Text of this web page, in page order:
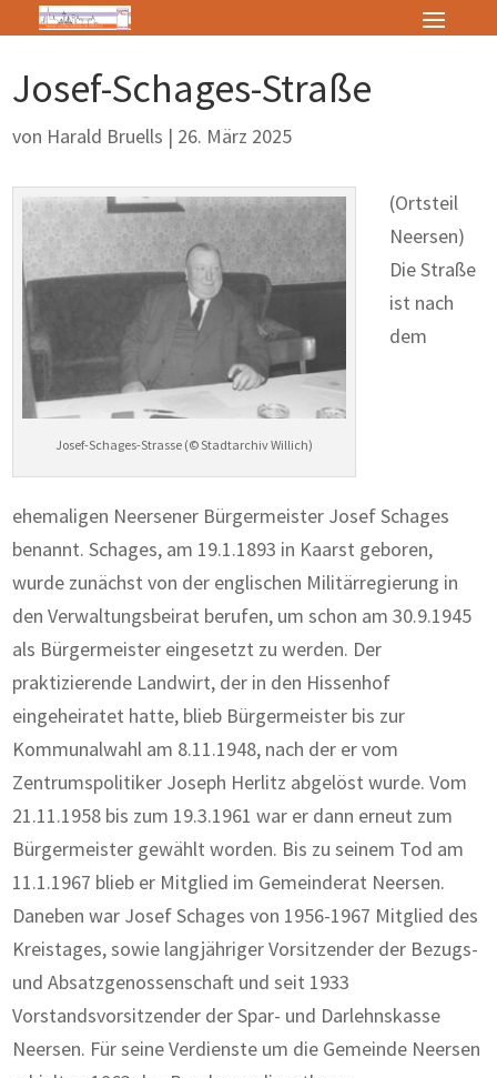
Josef-Schages-Straße
von Harald Bruells | 26. März 2025
Josef-Schages-Strasse (© Stadtarchiv Willich)
(Ortsteil
Neersen)
Die Straße
ist nach
dem
ehemaligen Neersener Bürgermeister Josef Schages
benannt. Schages, am 19.1.1893 in Kaarst geboren,
wurde zunächst von der englischen Militärregierung in
den Verwaltungsbeirat berufen, um schon am 30.9.1945
als Bürgermeister eingesetzt zu werden. Der
praktizierende Landwirt, der in den Hissenhof
eingeheiratet hatte, blieb Bürgermeister bis zur
Kommunalwahl am 8.11.1948, nach der er vom
Zentrumspolitiker Joseph Herlitz abgelöst wurde. Vom
21.11.1958 bis zum 19.3.1961 war er dann erneut zum
Bürgermeister gewählt worden. Bis zu seinem Tod am
11.1.1967 blieb er Mitglied im Gemeinderat Neersen.
Daneben war Josef Schages von 1956-1967 Mitglied des
Kreistages, sowie langjähriger Vorsitzender der Bezugs-
und Absatzgenossenschaft und seit 1933
Vorstandsvorsitzender der Spar- und Darlehnskasse
Neersen. Für seine Verdienste um die Gemeinde Neersen